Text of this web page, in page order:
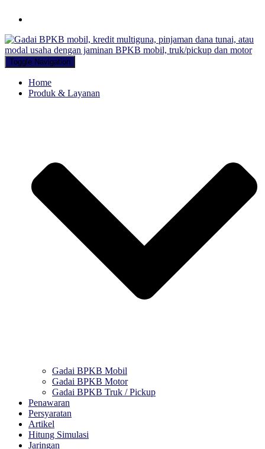
Toggle Navigation
Home
Produk & Layanan
Gadai BPKB Mobil
Gadai BPKB Motor
Gadai BPKB Truk / Pickup
Penawaran
Persyaratan
Artikel
Hitung Simulasi
Jaringan